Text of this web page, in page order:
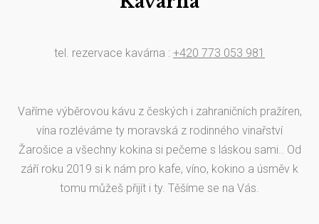
tel. rezervace kavárna : +420 773 053 981
Vaříme výběrovou kávu z českých i zahraničních pražíren,
vína rozléváme ty moravská z rodinného vinařství
Žarošice a všechny kokina si pečeme s láskou sami.. Od
září roku 2019 si k nám pro kafe, víno, kokino a úsměv k
tomu můžeš přijít i ty. Těšíme se na Vás.